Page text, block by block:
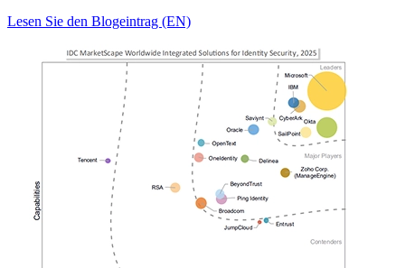
Lesen Sie den Blogeintrag (EN)